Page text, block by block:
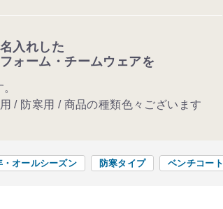
入れした
ォーム・チームウェアを
/ 防寒用 / 商品の種類色々ございます
・オールシーズン 防寒タイプ ベンチコート